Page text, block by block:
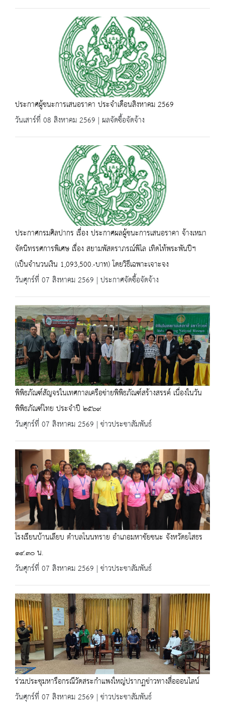
ประกาศผู้ชนะการเสนอราคา ประจำเดือนสิงหาคม 2569
วันเสาร์ที่ 08 สิงหาคม 2569 | ผลจัดซื้อจัดจ้าง
ประกาศกรมศิลปากร เรื่อง ประกาศผลผู้ชนะการเสนอราคา จ้างเหมา
จัดนิทรรศการพิเศษ เรื่อง สยามพัสตราภรณ์พิไล เทิดไท้พระพันปีฯ
(เป็นจำนวนเงิน 1,093,500.-บาท) โดยวิธีเฉพาะเจาะจง
วันศุกร์ที่ 07 สิงหาคม 2569 | ประกาศจัดซื้อจัดจ้าง
พิพิธภัณฑ์สัญจรในเทศกาลเครือข่ายพิพิธภัณฑ์สร้างสรรค์ เนื่องในวัน
พิพิธภัณฑ์ไทย ประจำปี ๒๕๖๙
วันศุกร์ที่ 07 สิงหาคม 2569 | ข่าวประชาสัมพันธ์
โรงเรียนบ้านเลียบ ตำบลโนนทราย อำเภอมหาชัยชนะ จังหวัดยโสธร
๑๔.๓๐ น.
วันศุกร์ที่ 07 สิงหาคม 2569 | ข่าวประชาสัมพันธ์
ร่วมประชุมหารือกรณีวัดสระกำแพงใหญ่ปรากฏข่าวทางสื่อออนไลน์
วันศุกร์ที่ 07 สิงหาคม 2569 | ข่าวประชาสัมพันธ์